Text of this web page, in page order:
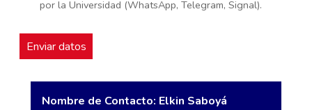
por la Universidad (WhatsApp, Telegram, Signal).
Nombre de Contacto: Elkin Saboyá